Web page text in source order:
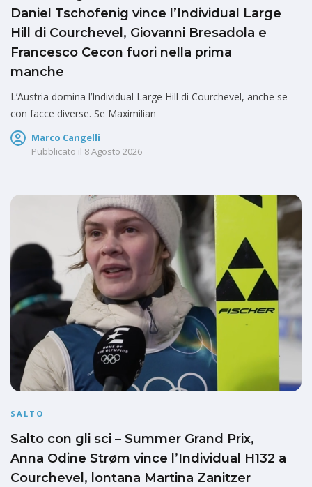
Daniel Tschofenig vince l’Individual Large
Hill di Courchevel, Giovanni Bresadola e
Francesco Cecon fuori nella prima
manche
L’Austria domina l’Individual Large Hill di Courchevel, anche se
con facce diverse. Se Maximilian
Marco Cangelli
Pubblicato il 8 Agosto 2026
SALTO
Salto con gli sci – Summer Grand Prix,
Anna Odine Strøm vince l’Individual H132 a
Courchevel, lontana Martina Zanitzer